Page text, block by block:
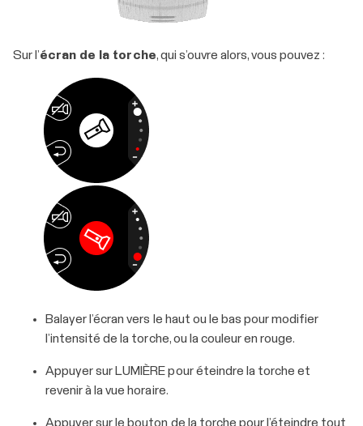
Sur l’écran de la torche, qui s’ouvre alors, vous pouvez :
Balayer l’écran vers le haut ou le bas pour modifier
l’intensité de la torche, ou la couleur en rouge.
Appuyer sur LUMIÈRE pour éteindre la torche et
revenir à la vue horaire.
Appuyer sur le bouton de la torche pour l’éteindre tout